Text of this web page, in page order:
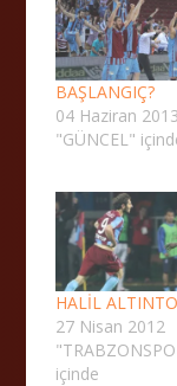
BAŞLANGIÇ?
04 Haziran 2013
"GÜNCEL"
HALİL
27 Nisan 2012
içinde